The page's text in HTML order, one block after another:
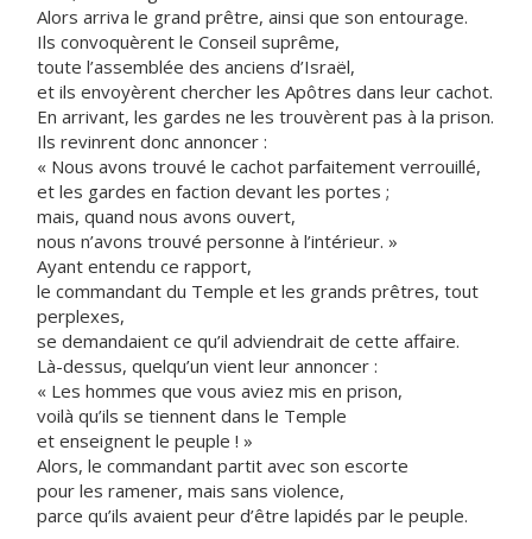
Alors arriva le grand prêtre, ainsi que son entourage.
Ils convoquèrent le Conseil suprême,
toute l’assemblée des anciens d’Israël,
et ils envoyèrent chercher les Apôtres dans leur cachot.
En arrivant, les gardes ne les trouvèrent pas à la prison.
Ils revinrent donc annoncer :
« Nous avons trouvé le cachot parfaitement verrouillé,
et les gardes en faction devant les portes ;
mais, quand nous avons ouvert,
nous n’avons trouvé personne à l’intérieur. »
Ayant entendu ce rapport,
le commandant du Temple et les grands prêtres, tout
perplexes,
se demandaient ce qu’il adviendrait de cette affaire.
Là-dessus, quelqu’un vient leur annoncer :
« Les hommes que vous aviez mis en prison,
voilà qu’ils se tiennent dans le Temple
et enseignent le peuple ! »
Alors, le commandant partit avec son escorte
pour les ramener, mais sans violence,
parce qu’ils avaient peur d’être lapidés par le peuple.